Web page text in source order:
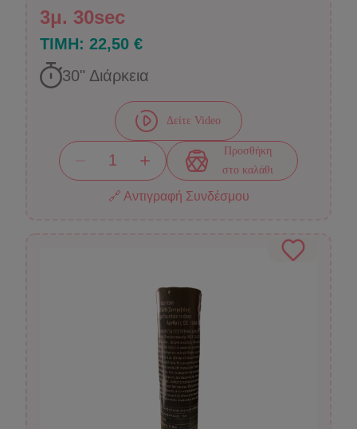
3μ. 30sec
ΤΙΜΗ: 22,50 €
30" Διάρκεια
Δείτε Video
Προσθήκη
στο καλάθι
🔗 Αντιγραφή Συνδέσμου